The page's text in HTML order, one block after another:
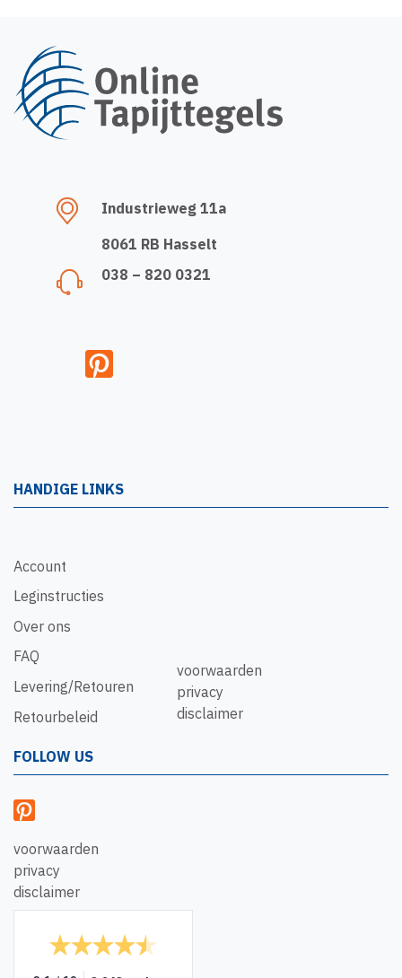
Industrieweg 11a
8061 RB Hasselt
038 – 820 0321
HANDIGE LINKS
Account
Leginstructies
Over ons
FAQ
Levering/Retouren
Retourbeleid
voorwaarden
privacy
disclaimer
FOLLOW US
voorwaarden
privacy
disclaimer